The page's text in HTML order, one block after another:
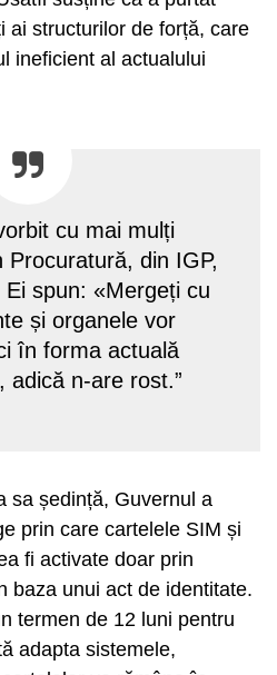
ai structurilor de forță, care
ineficient al actualului
cu mai mulți
Procuratură, din IGP,
spun: «Mergeți cu
și organele vor
în forma actuală
adică n-are rost.”
sa ședință, Guvernul a
prin care cartelele SIM și
fi activate doar prin
baza unui act de identitate.
termen de 12 luni pentru
adapta sistemele,